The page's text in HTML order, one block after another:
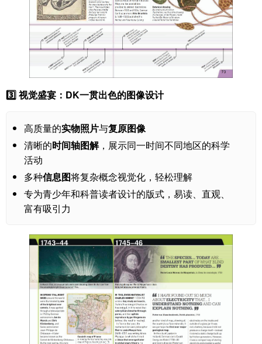
3️⃣ 视觉盛宴：DK一贯出色的图像设计
高质量的实物照片与复原图像
清晰的时间轴图解，展示同一时间不同地区的科学
活动
多种信息图将复杂概念视觉化，轻松理解
专为青少年和科普读者设计的版式，易读、直观、
富有吸引力